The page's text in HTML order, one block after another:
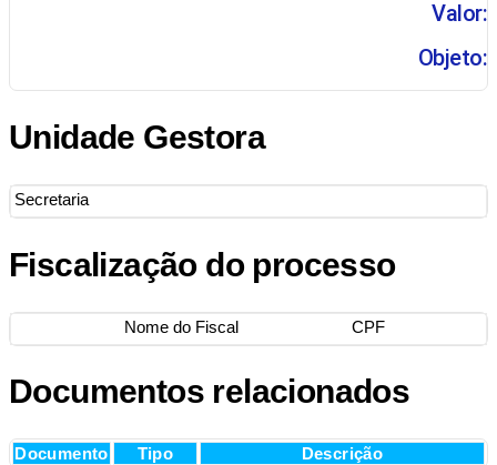
Valor:
Objeto:
Unidade Gestora
Secretaria
Fiscalização do processo
Nome do Fiscal CPF
Documentos relacionados
Documento Tipo Descrição